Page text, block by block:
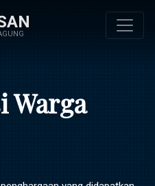
Warga